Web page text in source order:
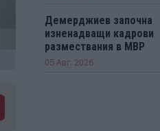
Демерджиев започна
изненадващи кадрови
размествания в МВР
05 Авг. 2026